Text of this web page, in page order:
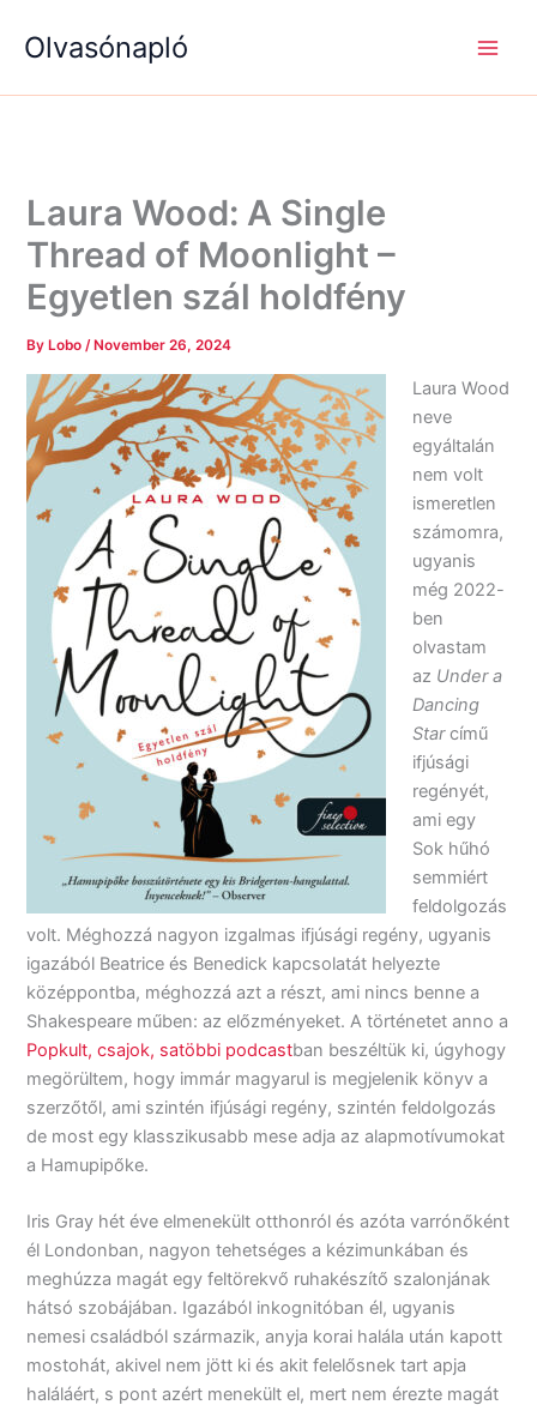
Olvasónapló
Laura Wood: A Single
Thread of Moonlight –
Egyetlen szál holdfény
By Lobo/ November 26, 2024
Laura Wood
neve
egyáltalán
nem volt
ismeretlen
számomra,
ugyanis
még 2022-
ben
olvastam
az Under a
Dancing
Starcímű
ifjúsági
regényét,
ami egy
Sok hűhó
semmiért
feldolgozás
volt. Méghozzá nagyon izgalmas ifjúsági regény, ugyanis
igazából Beatrice és Benedick kapcsolatát helyezte
középpontba, méghozzá azt a részt, ami nincs benne a
Shakespeare műben: az előzményeket. A történetet anno a
Popkult, csajok, satöbbi podcastban beszéltük ki, úgyhogy
megörültem, hogy immár magyarul is megjelenik könyv a
szerzőtől, ami szintén ifjúsági regény, szintén feldolgozás
de most egy klasszikusabb mese adja az alapmotívumokat
a Hamupipőke.
Iris Gray hét éve elmenekült otthonról és azóta varrónőként
él Londonban, nagyon tehetséges a kézimunkában és
meghúzza magát egy feltörekvő ruhakészítő szalonjának
hátsó szobájában. Igazából inkognitóban él, ugyanis
nemesi családból származik, anyja korai halála után kapott
mostohát, akivel nem jött ki és akit felelősnek tart apja
haláláért, s pont azért menekült el, mert nem érezte magát
e
a
é
g
k
é
g
k